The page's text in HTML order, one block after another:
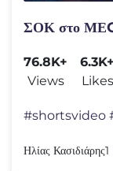
ΣΟΚ στο
76.8K+
Views
6.3K+
Likes
Ηλίας Κασιδιάρης1